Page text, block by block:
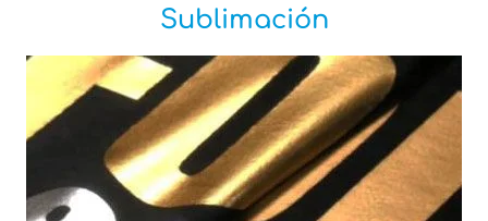
Sublimación